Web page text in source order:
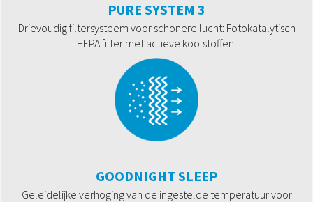
PURE SYSTEM 3
Drievoudig filtersysteem voor schonere lucht: Fotokatalytisch
HEPA filter met actieve koolstoffen.
GOODNIGHT SLEEP
Geleidelijke verhoging van de ingestelde temperatuur voor